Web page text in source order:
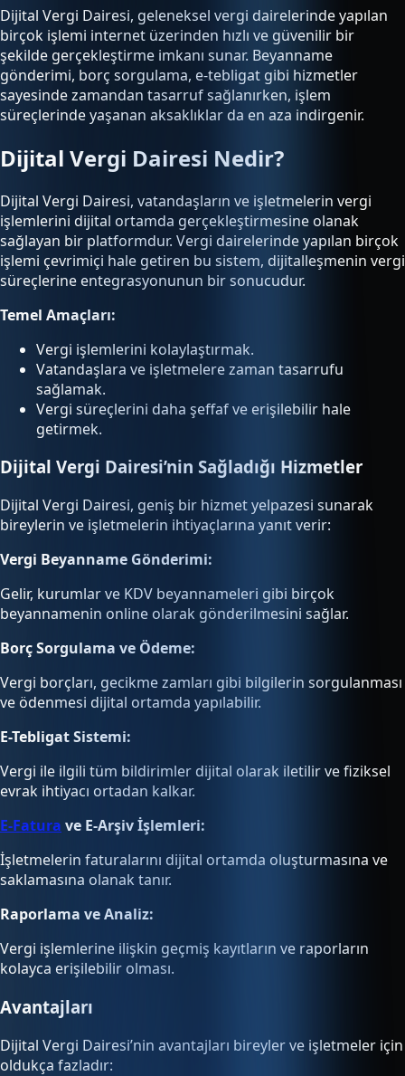
Dijital Vergi Dairesi, geleneksel vergi dairelerinde yapılan
birçok işlemi internet üzerinden hızlı ve güvenilir bir
şekilde gerçekleştirme imkanı sunar. Beyanname
gönderimi, borç sorgulama, e-tebligat gibi hizmetler
sayesinde zamandan tasarruf sağlanırken, işlem
süreçlerinde yaşanan aksaklıklar da en aza indirgenir.
Dijital Vergi Dairesi Nedir?
Dijital Vergi Dairesi, vatandaşların ve işletmelerin vergi
işlemlerini dijital ortamda gerçekleştirmesine olanak
sağlayan bir platformdur. Vergi dairelerinde yapılan birçok
işlemi çevrimiçi hale getiren bu sistem, dijitalleşmenin vergi
süreçlerine entegrasyonunun bir sonucudur.
Temel Amaçları:
Vergi işlemlerini kolaylaştırmak.
Vatandaşlara ve işletmelere zaman tasarrufu
sağlamak.
Vergi süreçlerini daha şeffaf ve erişilebilir hale
getirmek.
Dijital Vergi Dairesi’nin Sağladığı Hizmetler
Dijital Vergi Dairesi, geniş bir hizmet yelpazesi sunarak
bireylerin ve işletmelerin ihtiyaçlarına yanıt verir:
Vergi Beyanname Gönderimi:
Gelir, kurumlar ve KDV beyannameleri gibi birçok
beyannamenin online olarak gönderilmesini sağlar.
Borç Sorgulama ve Ödeme:
Vergi borçları, gecikme zamları gibi bilgilerin sorgulanması
ve ödenmesi dijital ortamda yapılabilir.
E-Tebligat Sistemi:
Vergi ile ilgili tüm bildirimler dijital olarak iletilir ve fiziksel
evrak ihtiyacı ortadan kalkar.
E-Fatura ve E-Arşiv İşlemleri:
İşletmelerin faturalarını dijital ortamda oluşturmasına ve
saklamasına olanak tanır.
Raporlama ve Analiz:
Vergi işlemlerine ilişkin geçmiş kayıtların ve raporların
kolayca erişilebilir olması.
Avantajları
Dijital Vergi Dairesi’nin avantajları bireyler ve işletmeler için
oldukça fazladır: